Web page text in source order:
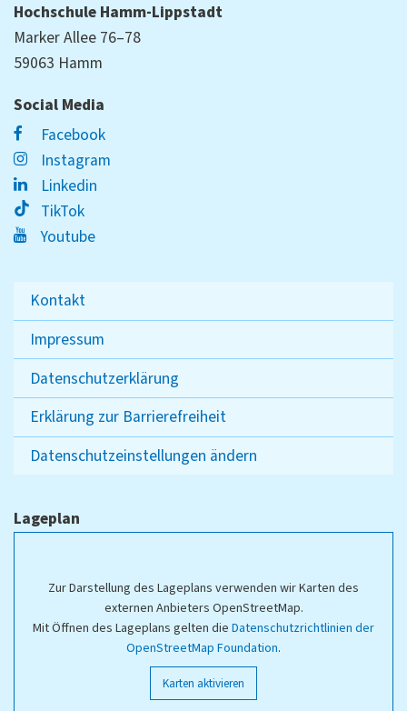
Hochschule Hamm-Lippstadt
Marker Allee 76–78
59063 Hamm
Social Media
Facebook
Instagram
Linkedin
TikTok
Youtube
Kontakt
Impressum
Datenschutzerklärung
Erklärung zur Barrierefreiheit
Datenschutzeinstellungen ändern
Lageplan
Zur Darstellung des Lageplans verwenden wir Karten des
externen Anbieters OpenStreetMap.
Mit Öffnen des Lageplans gelten die Datenschutzrichtlinien der
OpenStreetMap Foundation.
Karten aktivieren